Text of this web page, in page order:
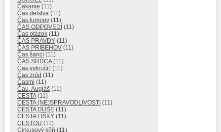
Čakanie (11)
Čas detstva (11)
Čas lumpov (11)
ČAS ODPOVEDÍ (11)
Čas otázok (11)
ČAS PRAVDY (11)
ČAS PRÍBEHOV (11)
Čas šancí (11)
ČAS SRDCA(11)
Čas vykročiť (11)
Čas zrúd (11)
Časmi (11)
Čau, Augiáš (11)
CESTA(11)
CESTA (NE)SPRAVODLIVOSTI (11)
CESTA DUŠE (11)
CESTA LÍŠKY (11)
CESTOU (11)
Cirkusový kôň (11)